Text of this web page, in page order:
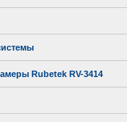
Rubetek RV-3414